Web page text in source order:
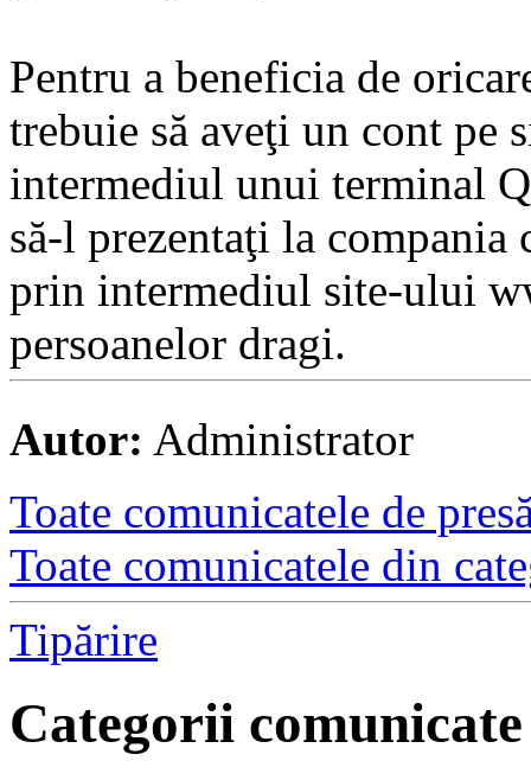
Pentru a beneficia de
trebuie să aveţi un cont pe
intermediul unui terminal
să-l prezentaţi la compania
prin intermediul site-ului
persoanelor dragi.
Autor: Administrator
Toate comunicatele de
Toate comunicatele din
Tipărire
Categorii comunicate